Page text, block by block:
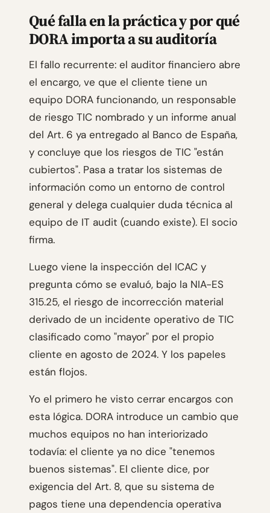
Qué falla en la práctica y por qué
DORA importa a su auditoría
El fallo recurrente: el auditor financiero abre
el encargo, ve que el cliente tiene un
equipo DORA funcionando, un responsable
de riesgo TIC nombrado y un informe anual
del Art. 6 ya entregado al Banco de España,
y concluye que los riesgos de TIC "están
cubiertos". Pasa a tratar los sistemas de
información como un entorno de control
general y delega cualquier duda técnica al
equipo de IT audit (cuando existe). El socio
firma.
Luego viene la inspección del ICAC y
pregunta cómo se evaluó, bajo la NIA-ES
315.25, el riesgo de incorrección material
derivado de un incidente operativo de TIC
clasificado como "mayor" por el propio
cliente en agosto de 2024. Y los papeles
están flojos.
Yo el primero he visto cerrar encargos con
esta lógica. DORA introduce un cambio que
muchos equipos no han interiorizado
todavía: el cliente ya no dice "tenemos
buenos sistemas". El cliente dice, por
exigencia del Art. 8, que su sistema de
pagos tiene una dependencia operativa